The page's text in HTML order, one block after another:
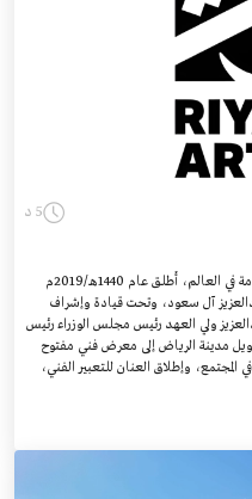
5 د
برنامج الرياض آرت، هو أحد أكبر برامج الفنون العامة في العالم، أُطلق عام 1440هـ/2019م
آل سعود، وتحت قيادة وإشراف
ولي العهد رئيس مجلس الوزراء رئيس
مدينة الرياض إلى معرض فني مفتوح
المجتمع، وإطلاق العنان للتعبير الفني،